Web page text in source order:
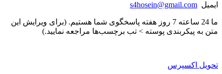
ایمیل s4hosein@gmail.com
ما 24 ساعته 7 روز هفته پاسخگوی شما هستیم. (برای ویرایش این
متن به پیکربندی پوسته > تب برچسب‌ها مراجعه نمایید.)
تحویل اکسپرس